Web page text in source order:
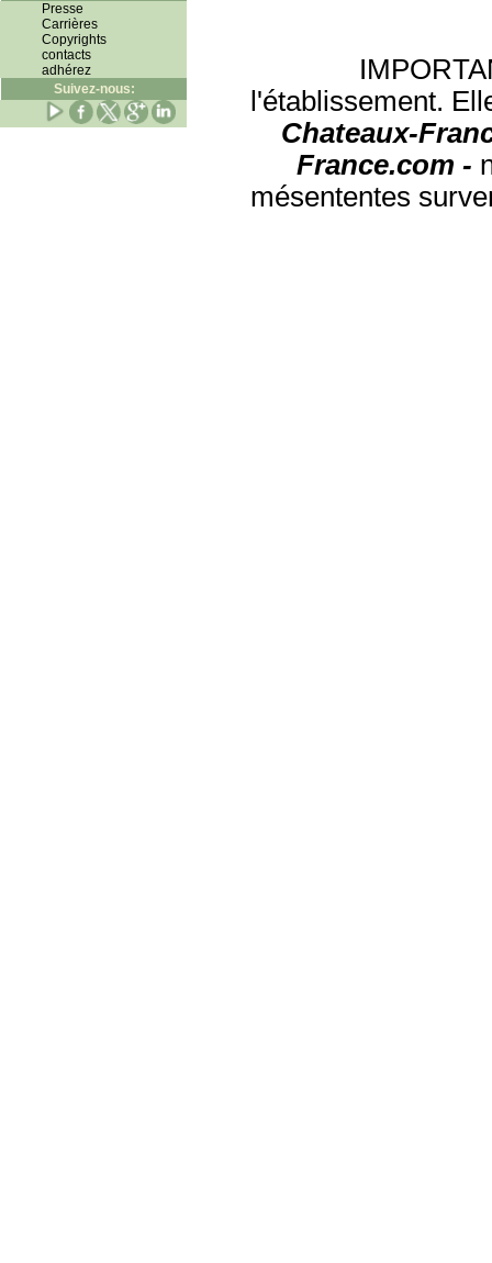
Presse
Carrières
Copyrights
contacts
adhérez
Suivez-nous:
l'établissement.
Chateaux-
France.com -
mésententes